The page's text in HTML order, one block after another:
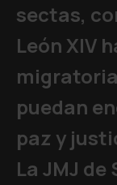
sectas,
León XIV
puedan
paz y
La JMJ